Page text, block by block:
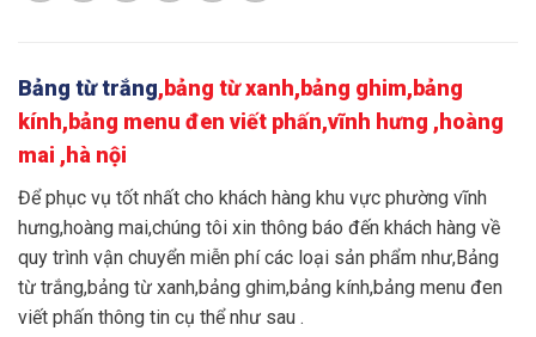
Bảng từ trắng,bảng từ xanh,bảng ghim,bảng
kính,bảng menu đen viết phấn,vĩnh hưng ,hoàng
mai ,hà nội
Để phục vụ tốt nhất cho khách hàng khu vực phường vĩnh
hưng,hoàng mai,chúng tôi xin thông báo đến khách hàng về
quy trình vận chuyển miễn phí các loại sản phẩm như,Bảng
từ trắng,bảng từ xanh,bảng ghim,bảng kính,bảng menu đen
viết phấn thông tin cụ thể như sau .